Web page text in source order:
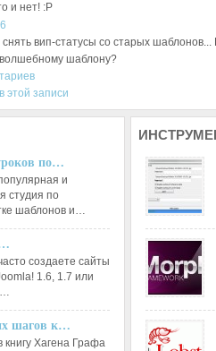
и нет! :P
вип-статусы со старых шаблонов...
волшебному шаблону?
этой записи
по…
и
студия по
шаблонов и…
создаете сайты
1.6, 1.7 или
шагов к…
книгу Хагена Графа